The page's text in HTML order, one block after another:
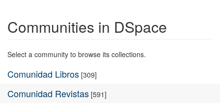
Communities in DSpace
Select a community to browse its collections.
Comunidad Libros [309]
Comunidad Revistas [591]